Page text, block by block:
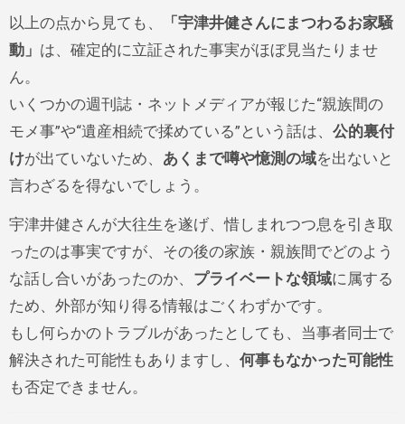
以上の点から見ても、
「宇津井健さんにまつわるお家騒
動」 は、確定的に立証された事実がほぼ見当たりませ
ん。
いくつかの週刊誌・ネットメディアが報じた“親族間の
モメ事”や“遺産相続で揉めている”という話は、 公的裏付
けが出ていないため、 あくまで噂や憶測の域を出ないと
言わざるを得ないでしょう。
宇津井健さんが大往生を遂げ、惜しまれつつ息を引き取
ったのは事実ですが、その後の家族・親族間でどのよう
な話し合いがあったのか、 プライベートな領域に属する
ため、外部が知り得る情報はごくわずかです。
もし何らかのトラブルがあったとしても、当事者同士で
解決された可能性もありますし、 何事もなかった可能性
も否定できません。